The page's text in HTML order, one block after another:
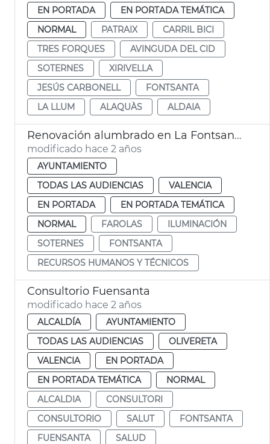
EN PORTADA
EN PORTADA TEMÁTICA
NORMAL
PATRAIX
CARRIL BICI
TRES FORQUES
AVINGUDA DEL CID
SOTERNES
XIRIVELLA
JESÚS CARBONELL
FONTSANTA
LA LLUM
ALAQUÀS ALDAIA
Renovación alumbrado en La Fontsanta y Soternes
modificado hace 2 años
AYUNTAMIENTO
TODAS LAS AUDIENCIAS
VALENCIA
EN PORTADA
EN PORTADA TEMÁTICA
NORMAL
FAROLAS
ILUMINACIÓN
SOTERNES
FONTSANTA
RECURSOS HUMANOS Y TÉCNICOS
Consultorio Fuensanta
modificado hace 2 años
ALCALDÍA
AYUNTAMIENTO
TODAS LAS AUDIENCIAS
OLIVERETA
VALENCIA
EN PORTADA
EN PORTADA TEMÁTICA
NORMAL
ALCALDIA
CONSULTORI
CONSULTORIO
SALUT
FONTSANTA
FUENSANTA
SALUD